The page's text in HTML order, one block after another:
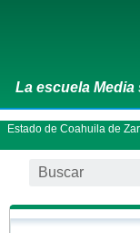
La escuela
Estado de Coahuila de